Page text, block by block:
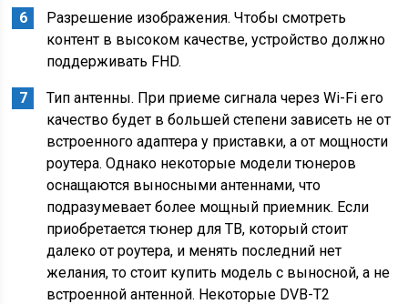
Разрешение изображения. Чтобы смотреть
контент в высоком качестве, устройство должно
поддерживать FHD.
Тип антенны. При приеме сигнала через Wi-Fi его
качество будет в большей степени зависеть не от
встроенного адаптера у приставки, а от мощности
роутера. Однако некоторые модели тюнеров
оснащаются выносными антеннами, что
подразумевает более мощный приемник. Если
приобретается тюнер для ТВ, который стоит
далеко от роутера, и менять последний нет
желания, то стоит купить модель с выносной, а не
встроенной антенной. Некоторые DVB-T2